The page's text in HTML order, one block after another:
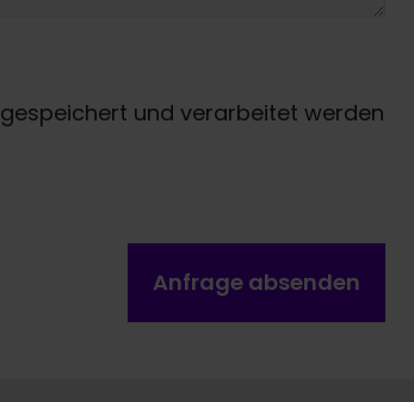
gespeichert und verarbeitet werden
Anfrage absenden